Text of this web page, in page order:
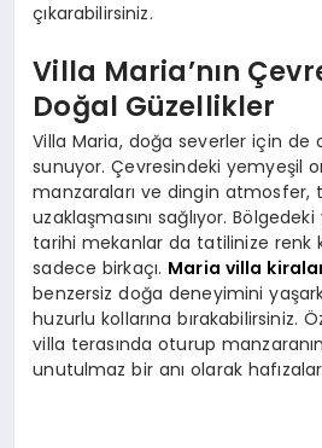
çıkarabilirsiniz.
Villa Maria’nın
Doğal Güzellikler
Villa Maria, doğa severler için de
sunuyor. Çevresindeki yemyeşil
manzaraları ve dingin atmosfer,
uzaklaşmasını sağlıyor.
tarihi mekanlar da tatilinize renk
sadece birkaçı. Maria villa
benzersiz doğa deneyimini
huzurlu kollarına bırakabilirsiniz.
villa terasında oturup
unutulmaz bir anı olarak